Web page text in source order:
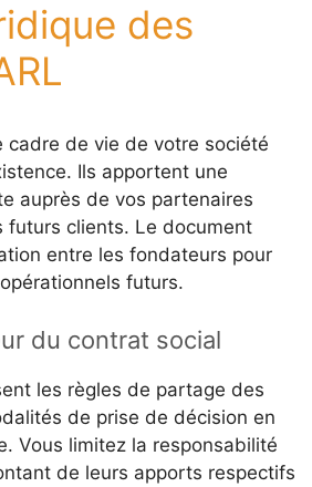
des
cadre de vie de votre société
Ils apportent une
auprès de vos partenaires
futurs clients. Le document
entre les fondateurs pour
futurs.
du contrat social
les règles de partage des
de prise de décision en
Vous limitez la responsabilité
de leurs apports respectifs